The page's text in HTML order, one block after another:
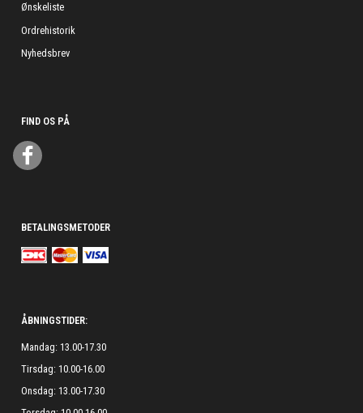
Ønskeliste
Ordrehistorik
Nyhedsbrev
FIND OS PÅ
BETALINGSMETODER
ÅBNINGSTIDER:
Mandag: 13.00-17.30
Tirsdag: 10.00-16.00
Onsdag: 13.00-17.30